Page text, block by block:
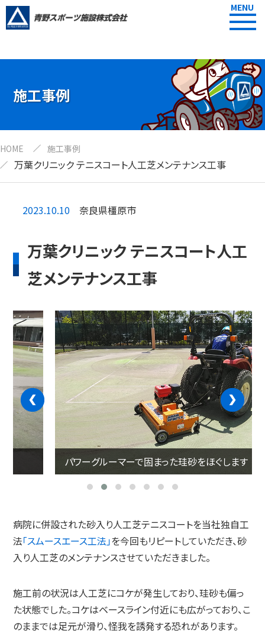
MENU
施工事例
HOME 施工事例
万葉クリニック テニスコート人工芝メンテナンス工事
2023.10.10 奈良県橿原市
万葉クリニック テニスコート人工
芝メンテナンス工事
パワーグルーマーで固まった珪砂をほぐします
病院に併設された砂入り人工芝テニスコートを当社独自工
法「スムースエース工法」を今回もリピートしていただき、砂
入り人工芝のメンテナンスさせていただきました。
施工前の状況は人工芝にコケが発生しており、珪砂も偏っ
た状態でした。コケはベースライン付近にも広がっており、こ
のままでは足元が滑り、怪我を誘発する恐れがあります。